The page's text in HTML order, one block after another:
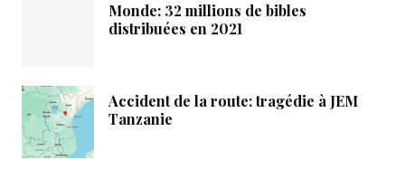
Monde: 32 millions de bibles
distribuées en 2021
Accident de la route: tragédie à JEM
Tanzanie